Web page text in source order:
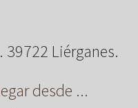
39722 Liérganes.
desde ...